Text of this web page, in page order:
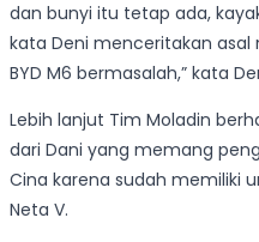
dan bunyi itu tetap ada,
kata Deni menceritakan
BYD M6 bermasalah,” kata
Lebih lanjut Tim Moladin
dari Dani yang memang
Cina karena sudah memiliki
Neta V.